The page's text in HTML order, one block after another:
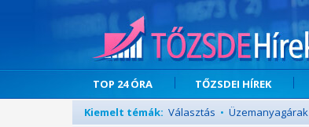
TOP 24 ÓRA TŐZSDEI HÍREK
Kiemelt témák: Választás • Üzemanyagárak